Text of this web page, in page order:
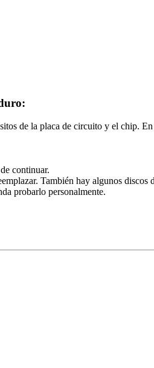
de la placa de circuito y el chip.
continuar.
También hay algunos
probarlo personalmente.